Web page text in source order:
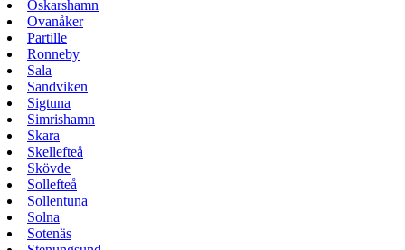
Oskarshamn
Ovanåker
Partille
Ronneby
Sala
Sandviken
Sigtuna
Simrishamn
Skara
Skellefteå
Skövde
Sollefteå
Sollentuna
Solna
Sotenäs